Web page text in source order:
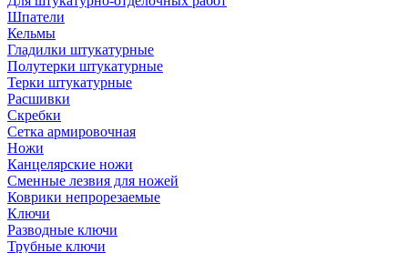
Шпатели
Кельмы
Гладилки штукатурные
Полутерки штукатурные
Терки штукатурные
Расшивки
Скребки
Сетка армировочная
Ножи
Канцелярские ножи
Сменные лезвия для ножей
Коврики непрорезаемые
Ключи
Разводные ключи
Трубные ключи